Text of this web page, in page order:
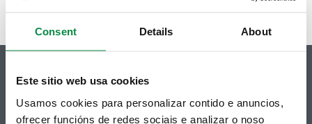
Consent Details About
Este sitio web usa cookies
Usamos cookies para personalizar contido e anuncios,
ofrecer funcións de redes sociais e analizar o noso